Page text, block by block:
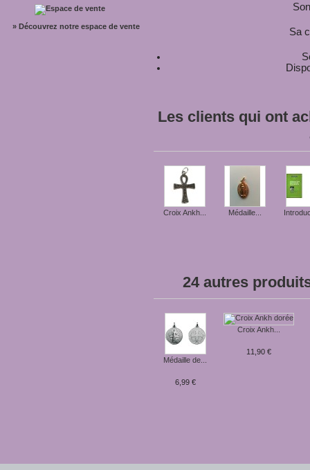
» Découvrez notre espace de vente Sa
Les clients qui ont
Croix Ankh... Médaille...
24 autres
Médaille de...
6,99 €
Croix Ankh...
11,90 €